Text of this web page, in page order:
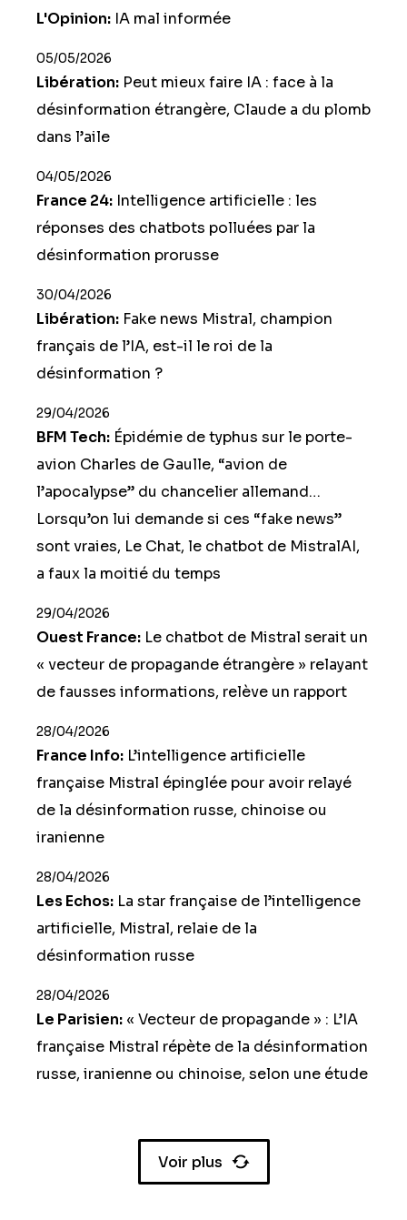
L'Opinion: IA mal informée
05/05/2026
Libération: Peut mieux faire IA : face à la
désinformation étrangère, Claude a du plomb
dans l’aile
04/05/2026
France 24: Intelligence artificielle : les
réponses des chatbots polluées par la
désinformation prorusse
30/04/2026
Libération: Fake news Mistral, champion
français de l’IA, est-il le roi de la
désinformation ?
29/04/2026
BFM Tech: Épidémie de typhus sur le porte-
avion Charles de Gaulle, “avion de
l’apocalypse” du chancelier allemand…
Lorsqu’on lui demande si ces “fake news”
sont vraies, Le Chat, le chatbot de MistralAI,
a faux la moitié du temps
29/04/2026
Ouest France: Le chatbot de Mistral serait un
« vecteur de propagande étrangère » relayant
de fausses informations, relève un rapport
28/04/2026
France Info: L’intelligence artificielle
française Mistral épinglée pour avoir relayé
de la désinformation russe, chinoise ou
iranienne
28/04/2026
Les Echos: La star française de l’intelligence
artificielle, Mistral, relaie de la
désinformation russe
28/04/2026
Le Parisien: « Vecteur de propagande » : L’IA
française Mistral répète de la désinformation
russe, iranienne ou chinoise, selon une étude
Voir plus